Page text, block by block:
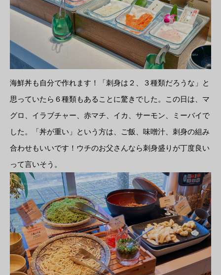
海鮮丼も自分で作れます！「刺身は２、３種類だろうな」と
思っていたら６種類もあることに驚きでした。この日は、マ
グロ、イラブチャー、赤マチ、イカ、サーモン、ミーバイで
した。「丼が重い」という方は、ご飯、味噌汁、刺身の組み
合わせもいいです！ウチのお父さんなら刺身盛りが丁度良い
って言いそう。